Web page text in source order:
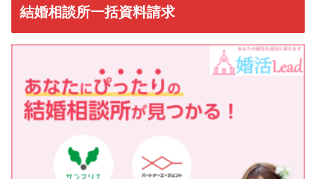
結婚相談所一括資料請求